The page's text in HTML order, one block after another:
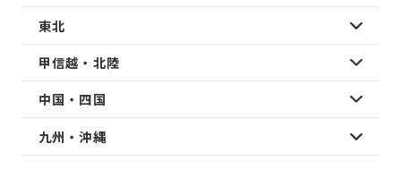
東北
甲信越・北陸
中国・四国
九州・沖縄